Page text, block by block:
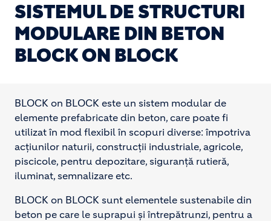
SISTEMUL DE STRUCTURI
MODULARE DIN BETON
BLOCK ON BLOCK
BLOCK on BLOCK este un sistem modular de
elemente prefabricate din beton, care poate fi
utilizat în mod flexibil în scopuri diverse: împotriva
acțiunilor naturii, construcții industriale, agricole,
piscicole, pentru depozitare, siguranță rutieră,
iluminat, semnalizare etc.
BLOCK on BLOCK sunt elementele sustenabile din
beton pe care le suprapui și întrepătrunzi, pentru a